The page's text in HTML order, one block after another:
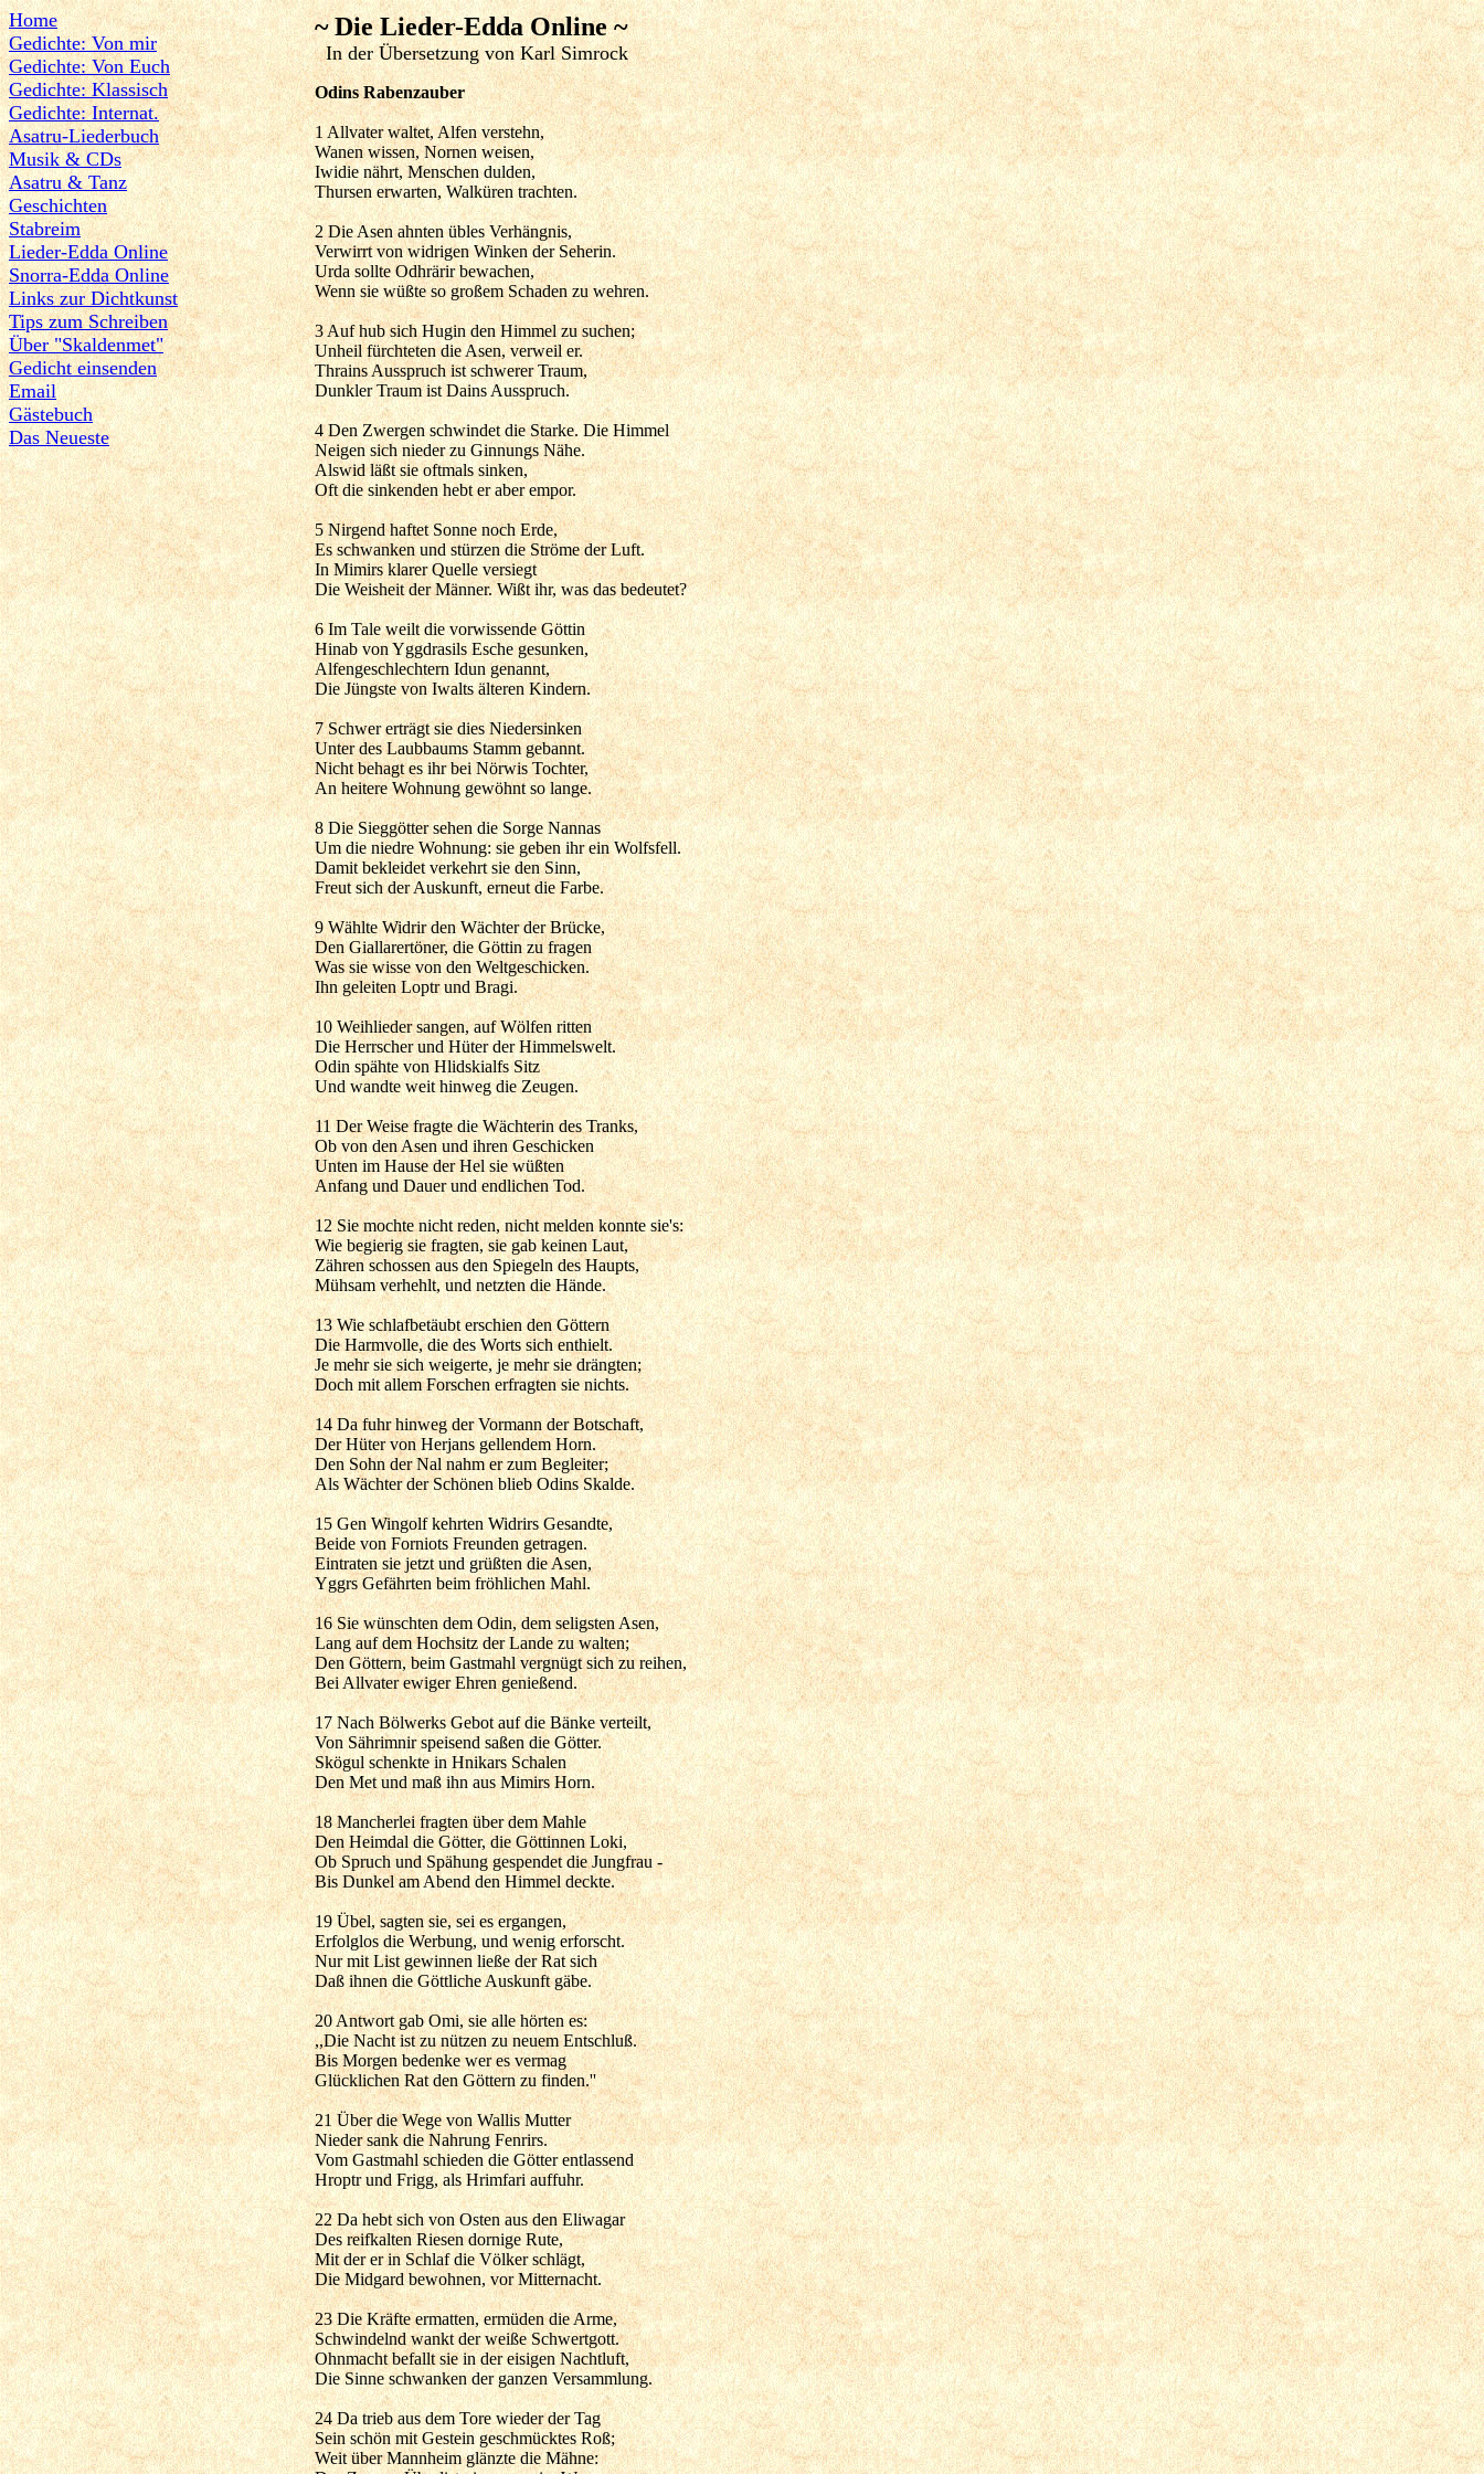
Home
Gedichte: Von mir
Gedichte: Von Euch
Gedichte: Klassisch
Gedichte: Internat.
Asatru-Liederbuch
Musik & CDs
Asatru & Tanz
Geschichten
Stabreim
Lieder-Edda Online
Snorra-Edda Online
Links zur Dichtkunst
Tips zum Schreiben
Über "Skaldenmet"
Gedicht einsenden
Email
Gästebuch
Das Neueste
~ Die Lieder-Edda Online ~
In der Übersetzung von Karl Simrock
Odins Rabenzauber
1 Allvater waltet, Alfen verstehn,
Wanen wissen, Nornen weisen,
Iwidie nährt, Menschen dulden,
Thursen erwarten, Walküren trachten.
2 Die Asen ahnten übles Verhängnis,
Verwirrt von widrigen Winken der Seherin.
Urda sollte Odhrärir bewachen,
Wenn sie wüßte so großem Schaden zu wehren.
3 Auf hub sich Hugin den Himmel zu suchen;
Unheil fürchteten die Asen, verweil er.
Thrains Ausspruch ist schwerer Traum,
Dunkler Traum ist Dains Ausspruch.
4 Den Zwergen schwindet die Starke. Die Himmel
Neigen sich nieder zu Ginnungs Nähe.
Alswid läßt sie oftmals sinken,
Oft die sinkenden hebt er aber empor.
5 Nirgend haftet Sonne noch Erde,
Es schwanken und stürzen die Ströme der Luft.
In Mimirs klarer Quelle versiegt
Die Weisheit der Männer. Wißt ihr, was das bedeutet?
6 Im Tale weilt die vorwissende Göttin
Hinab von Yggdrasils Esche gesunken,
Alfengeschlechtern Idun genannt,
Die Jüngste von Iwalts älteren Kindern.
7 Schwer erträgt sie dies Niedersinken
Unter des Laubbaums Stamm gebannt.
Nicht behagt es ihr bei Nörwis Tochter,
An heitere Wohnung gewöhnt so lange.
8 Die Sieggötter sehen die Sorge Nannas
Um die niedre Wohnung: sie geben ihr ein Wolfsfell.
Damit bekleidet verkehrt sie den Sinn,
Freut sich der Auskunft, erneut die Farbe.
9 Wählte Widrir den Wächter der Brücke,
Den Giallarertöner, die Göttin zu fragen
Was sie wisse von den Weltgeschicken.
Ihn geleiten Loptr und Bragi.
10 Weihlieder sangen, auf Wölfen ritten
Die Herrscher und Hüter der Himmelswelt.
Odin spähte von Hlidskialfs Sitz
Und wandte weit hinweg die Zeugen.
11 Der Weise fragte die Wächterin des Tranks,
Ob von den Asen und ihren Geschicken
Unten im Hause der Hel sie wüßten
Anfang und Dauer und endlichen Tod.
12 Sie mochte nicht reden, nicht melden konnte sie's:
Wie begierig sie fragten, sie gab keinen Laut,
Zähren schossen aus den Spiegeln des Haupts,
Mühsam verhehlt, und netzten die Hände.
13 Wie schlafbetäubt erschien den Göttern
Die Harmvolle, die des Worts sich enthielt.
Je mehr sie sich weigerte, je mehr sie drängten;
Doch mit allem Forschen erfragten sie nichts.
14 Da fuhr hinweg der Vormann der Botschaft,
Der Hüter von Herjans gellendem Horn.
Den Sohn der Nal nahm er zum Begleiter;
Als Wächter der Schönen blieb Odins Skalde.
15 Gen Wingolf kehrten Widrirs Gesandte,
Beide von Forniots Freunden getragen.
Eintraten sie jetzt und grüßten die Asen,
Yggrs Gefährten beim fröhlichen Mahl.
16 Sie wünschten dem Odin, dem seligsten Asen,
Lang auf dem Hochsitz der Lande zu walten;
Den Göttern, beim Gastmahl vergnügt sich zu reihen,
Bei Allvater ewiger Ehren genießend.
17 Nach Bölwerks Gebot auf die Bänke verteilt,
Von Sährimnir speisend saßen die Götter.
Skögul schenkte in Hnikars Schalen
Den Met und maß ihn aus Mimirs Horn.
18 Mancherlei fragten über dem Mahle
Den Heimdal die Götter, die Göttinnen Loki,
Ob Spruch und Spähung gespendet die Jungfrau -
Bis Dunkel am Abend den Himmel deckte.
19 Übel, sagten sie, sei es ergangen,
Erfolglos die Werbung, und wenig erforscht.
Nur mit List gewinnen ließe der Rat sich
Daß ihnen die Göttliche Auskunft gäbe.
20 Antwort gab Omi, sie alle hörten es:
,,Die Nacht ist zu nützen zu neuem Entschluß.
Bis Morgen bedenke wer es vermag
Glücklichen Rat den Göttern zu finden.''
21 Über die Wege von Wallis Mutter
Nieder sank die Nahrung Fenrirs.
Vom Gastmahl schieden die Götter entlassend
Hroptr und Frigg, als Hrimfari auffuhr.
22 Da hebt sich von Osten aus den Eliwagar
Des reifkalten Riesen dornige Rute,
Mit der er in Schlaf die Völker schlägt,
Die Midgard bewohnen, vor Mitternacht.
23 Die Kräfte ermatten, ermüden die Arme,
Schwindelnd wankt der weiße Schwertgott.
Ohnmacht befallt sie in der eisigen Nachtluft,
Die Sinne schwanken der ganzen Versammlung.
24 Da trieb aus dem Tore wieder der Tag
Sein schön mit Gestein geschmücktes Roß;
Weit über Mannheim glänzte die Mähne: